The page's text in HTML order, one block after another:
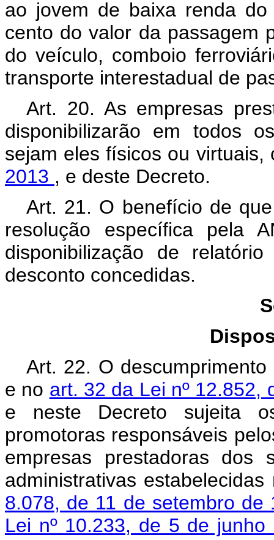
ao jovem de baixa renda
cento do valor da passagem
do veículo, comboio
transporte interestadual de
Art. 20. As empresas
disponibilizarão em todos
sejam eles físicos ou
2013 , e deste Decreto.
Art. 21. O benefício de
resolução específica pela
disponibilização de
desconto concedidas.
Art. 22. O
e no art. 32 da Lei nº 12.852,
e neste Decreto sujeita
promotoras responsáveis
empresas prestadoras dos
administrativas
8.078, de 11 de setembro
Lei nº 10.233, de 5 de